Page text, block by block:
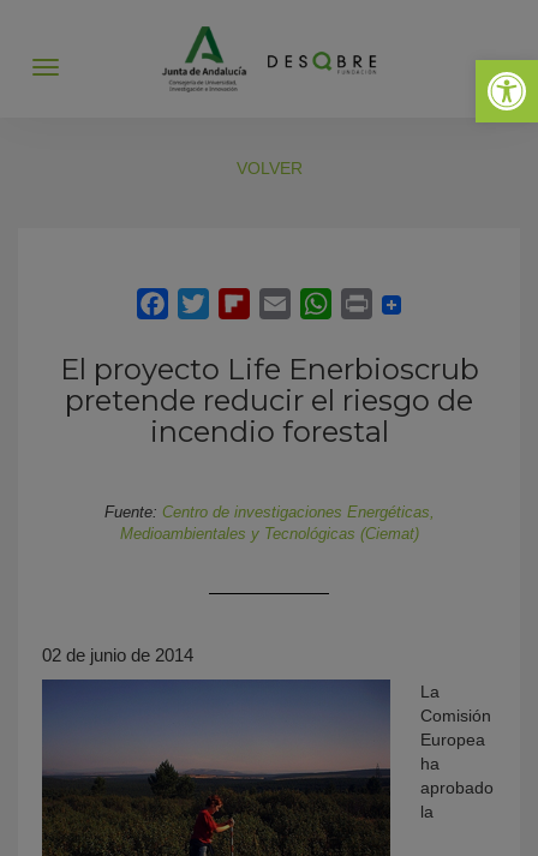
Abrir
Abrir
VOLVER
El proyecto Life Enerbioscrub
pretende reducir el riesgo de
incendio forestal
Fuente: Centro de investigaciones Energéticas,
Medioambientales y Tecnológicas (Ciemat)
02 de junio de 2014
La
Comisión
Europea
ha
aprobado
la